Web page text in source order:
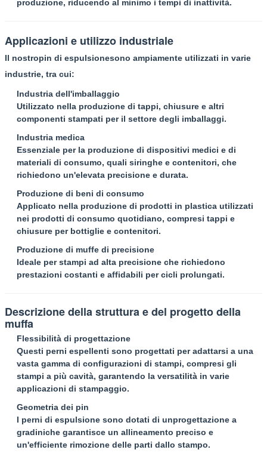
produzione, riducendo al minimo i tempi di inattività.
Applicazioni e utilizzo industriale
Il nostropin di espulsionesono ampiamente utilizzati in varie
industrie, tra cui:
Industria dell'imballaggio
Utilizzato nella produzione di tappi, chiusure e altri
componenti stampati per il settore degli imballaggi.
Industria medica
Essenziale per la produzione di dispositivi medici e di
materiali di consumo, quali siringhe e contenitori, che
richiedono un'elevata precisione e durata.
Produzione di beni di consumo
Applicato nella produzione di prodotti in plastica utilizzati
nei prodotti di consumo quotidiano, compresi tappi e
chiusure per bottiglie e contenitori.
Produzione di muffe di precisione
Ideale per stampi ad alta precisione che richiedono
prestazioni costanti e affidabili per cicli prolungati.
Descrizione della struttura e del progetto della
muffa
Flessibilità di progettazione
Questi perni espellenti sono progettati per adattarsi a una
vasta gamma di configurazioni di stampi, compresi gli
stampi a più cavità, garantendo la versatilità in varie
applicazioni di stampaggio.
Geometria dei pin
I perni di espulsione sono dotati di unprogettazione a
gradiniche garantisce un allineamento preciso e
un'efficiente rimozione delle parti dallo stampo.